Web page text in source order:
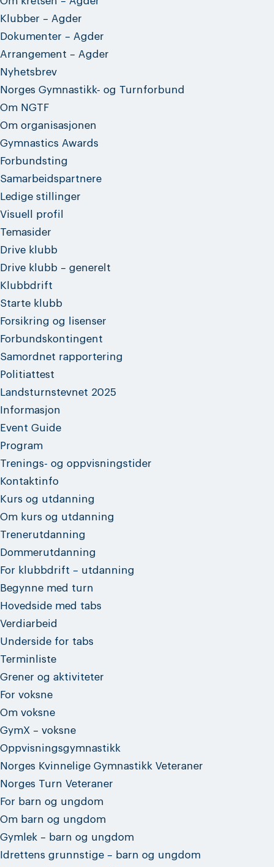
Klubber – Agder
Dokumenter – Agder
Arrangement – Agder
Nyhetsbrev
Norges Gymnastikk- og Turnforbund
Om NGTF
Om organisasjonen
Gymnastics Awards
Forbundsting
Samarbeidspartnere
Ledige stillinger
Visuell profil
Temasider
Drive klubb
Drive klubb – generelt
Klubbdrift
Starte klubb
Forsikring og lisenser
Forbundskontingent
Samordnet rapportering
Politiattest
Landsturnstevnet 2025
Informasjon
Event Guide
Program
Trenings- og oppvisningstider
Kontaktinfo
Kurs og utdanning
Om kurs og utdanning
Trenerutdanning
Dommerutdanning
For klubbdrift – utdanning
Begynne med turn
Hovedside med tabs
Verdiarbeid
Underside for tabs
Terminliste
Grener og aktiviteter
For voksne
Om voksne
GymX – voksne
Oppvisningsgymnastikk
Norges Kvinnelige Gymnastikk Veteraner
Norges Turn Veteraner
For barn og ungdom
Om barn og ungdom
Gymlek – barn og ungdom
Idrettens grunnstige – barn og ungdom